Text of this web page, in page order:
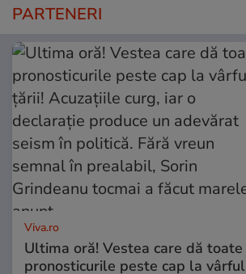
PARTENERI
Viva.ro
Ultima oră! Vestea care dă toate
pronosticurile peste cap la vârful